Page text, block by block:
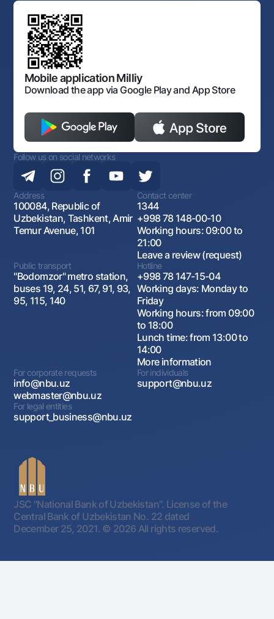
Anti corruption
Corporate identity
Sitemap
Offices and ATMs
Consent for processing personal data
Art Gallery of Uzbekistan
Standard contracts
Discussion of draft regulatory documents
Laws and Regulations
The procedure and operating hours of the National Bank
for Foreign Economic Activity of Uzbekistan
Open data
Antimonopoly compliance
Mobile application Milliy
Download the app via Google Play and App Store
Follow us on social networks
Address
100084, Republic of
Uzbekistan, Tashkent, Amir
Temur Avenue, 101
Contact center
1344
+998 78 148-00-10
Working hours: 09:00 to
21:00
Leave a review (request)
Public transport
"Bodomzor" metro station,
buses 19, 24, 51, 67, 91, 93,
95, 115, 140
Hotline
+998 78 147-15-04
Working days: Monday to
Friday
Working hours: from 09:00
to 18:00
Lunch time: from 13:00 to
14:00
More information
For corporate requests
info@nbu.uz
webmaster@nbu.uz
For individuals
support@nbu.uz
For legal entities
support_business@nbu.uz
JSC "National Bank of Uzbekistan". License of the
Central Bank of Uzbekistan No. 22 dated
December 25, 2021. © 2026 All rights reserved.